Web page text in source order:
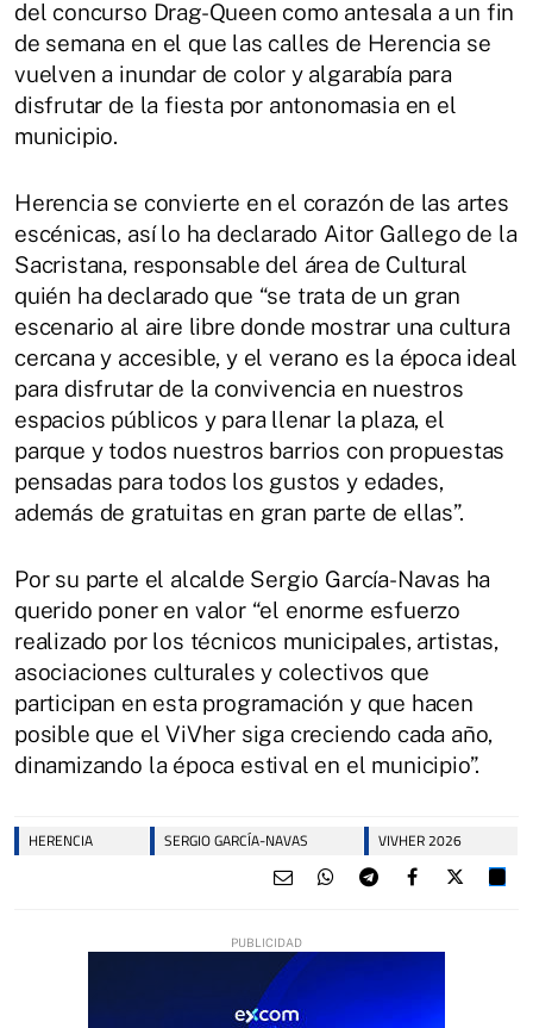
del concurso Drag-Queen como antesala a un fin
de semana en el que las calles de Herencia se
vuelven a inundar de color y algarabía para
disfrutar de la fiesta por antonomasia en el
municipio.
Herencia se convierte en el corazón de las artes
escénicas, así lo ha declarado Aitor Gallego de la
Sacristana, responsable del área de Cultural
quién ha declarado que “se trata de un gran
escenario al aire libre donde mostrar una cultura
cercana y accesible, y el verano es la época ideal
para disfrutar de la convivencia en nuestros
espacios públicos y para llenar la plaza, el
parque y todos nuestros barrios con propuestas
pensadas para todos los gustos y edades,
además de gratuitas en gran parte de ellas”.
Por su parte el alcalde Sergio García-Navas ha
querido poner en valor “el enorme esfuerzo
realizado por los técnicos municipales, artistas,
asociaciones culturales y colectivos que
participan en esta programación y que hacen
posible que el ViVher siga creciendo cada año,
dinamizando la época estival en el municipio”.
HERENCIA SERGIO GARCÍA-NAVAS VIVHER 2026